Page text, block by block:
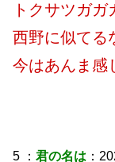
トクサツガ
西野に似てる
今はあんま感
5 ：君の名は ：